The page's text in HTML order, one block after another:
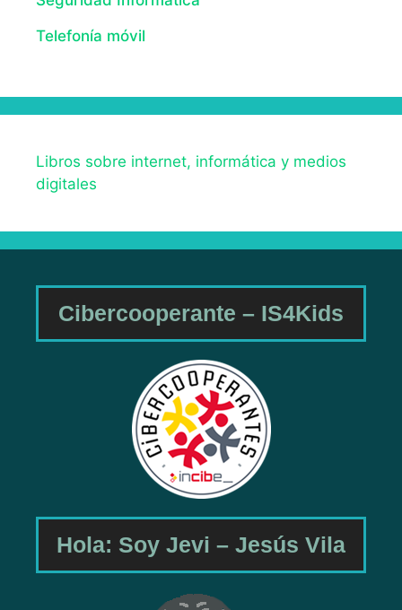
Telefonía móvil
Libros sobre internet, informática y medios
digitales
Cibercooperante – IS4Kids
Hola: Soy Jevi – Jesús Vila